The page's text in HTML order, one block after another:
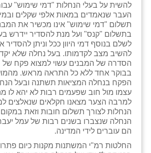
להשית על בעלי הנחלות "דמי שימוש"
העבר שנאמדים במאות אלפי שקלים
תשלום "דמי שימוש" אינו מכשיר את
בתשלום "קנס" ועל מנת להסדיר יידרש
לשלם בנוסף דמי היוון ככל וניתן להסדיר
להשיב מצב לקדמותו. בעל נחלה שלא
הסדרה של המבנים עשוי למצוא פקח של
בבוקר אחד ללא כל התראה מראש.
הפקח בנחלה המציאות תשתנה ובעל
עצמו מול חוב שפעמים רבות לא יהא לו
למרבה הצער מצאנו חקלאים שנאלצים
הנחלות לצורך תשלום חובות וזאת
הנחלה שנצברו בשנים רבות של עמל
הם עוברים לידי המדינה.
החלטות רמ"י המשתנות מקנות כיום